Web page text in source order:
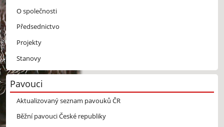
O společnosti
Předsednictvo
Projekty
Stanovy
Pavouci
Aktualizovaný seznam pavouků ČR
Běžní pavouci České republiky